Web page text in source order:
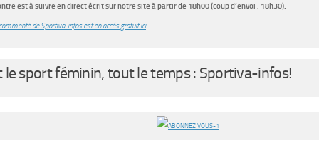
est à suivre en direct écrit sur notre site à partir de 18h00 (coup d’envoi : 18h30).
de Sportiva-infos est en accés gratuit ici
le sport féminin, tout le temps : Sportiva-infos!